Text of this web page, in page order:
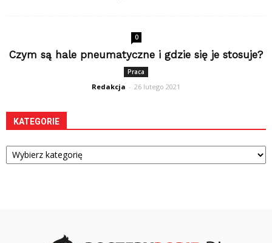
0
Czym są hale pneumatyczne i gdzie się je stosuje?
Praca
Redakcja - 26 lutego 2021
KATEGORIE
Kategorie